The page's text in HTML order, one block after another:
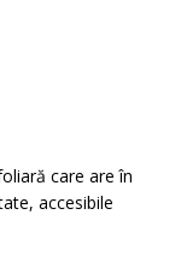
care are în
accesibile